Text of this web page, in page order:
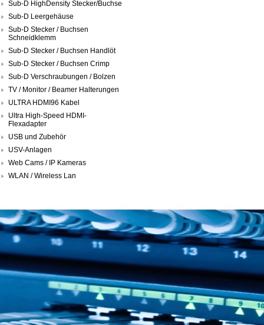
Sub-D HighDensity Stecker/Buchse
Sub-D Leergehäuse
Sub-D Stecker / Buchsen
Schneidklemm
Sub-D Stecker / Buchsen Handlöt
Sub-D Stecker / Buchsen Crimp
Sub-D Verschraubungen / Bolzen
TV / Monitor / Beamer Halterungen
ULTRA HDMI96 Kabel
Ultra High-Speed HDMI-
Flexadapter
USB und Zubehör
USV-Anlagen
Web Cams / IP Kameras
WLAN / Wireless Lan